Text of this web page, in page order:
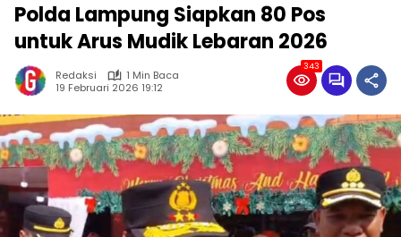
Polda Lampung Siapkan 80 Pos
untuk Arus Mudik Lebaran 2026
Redaksi
1 Min Baca
19 Februari 2026 19:12
343